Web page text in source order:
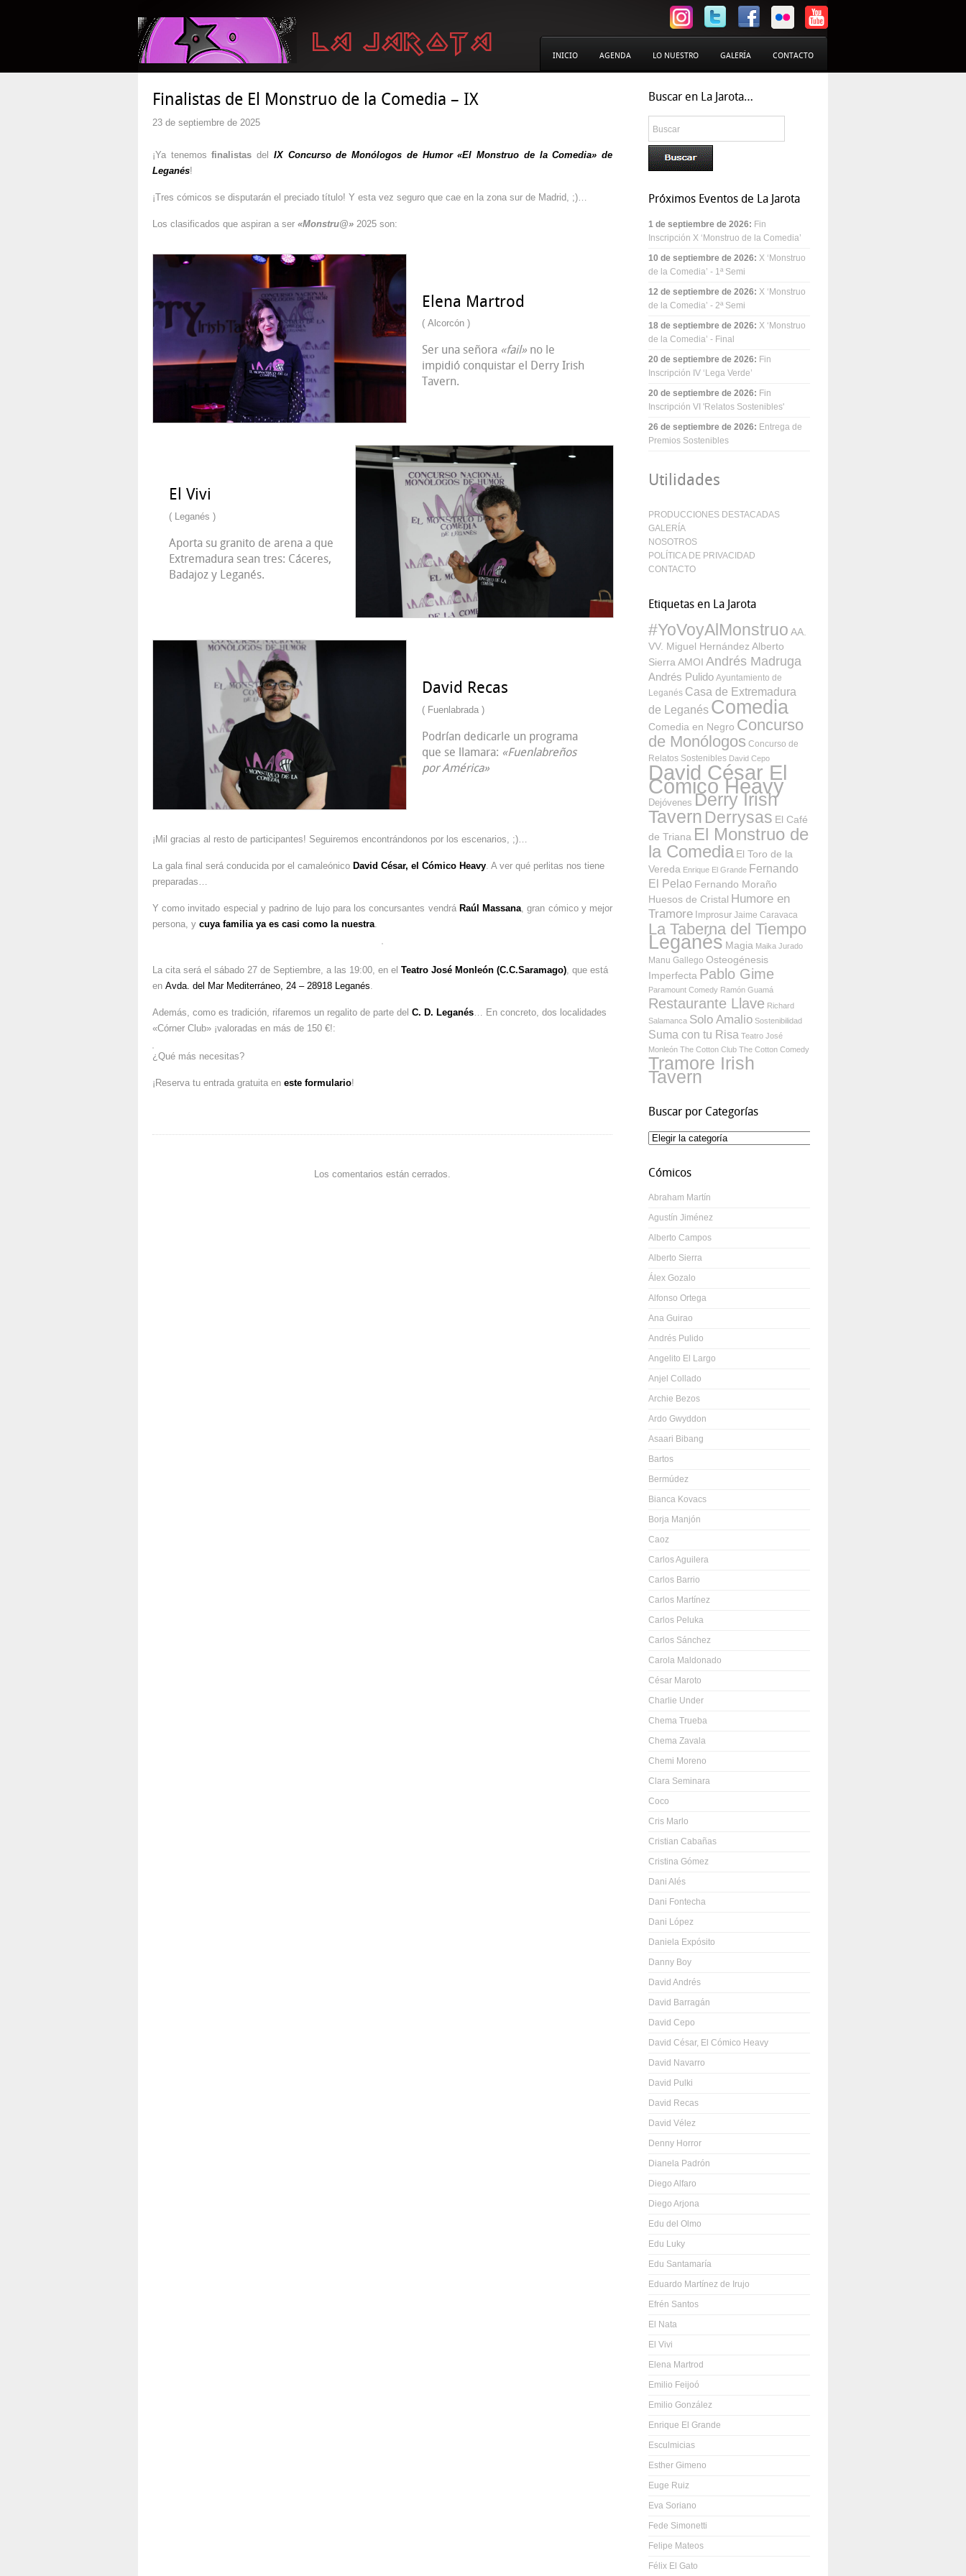
INICIO AGENDA LO NUESTRO GALERÍA CONTACTO
Finalistas de El Monstruo de la Comedia – IX
23 de septiembre de 2025
¡Ya tenemosfinalistas del IX Concurso de Monólogos de Humor «El Monstruo de la Comedia» de
Leganés!
¡Tres cómicos se disputarán el preciado título! Y esta vez seguro que cae en la zona sur de Madrid, ;)…
Los clasificados que aspiran a ser «Monstru@» 2025 son:
Elena Martrod
( Alcorcón )
Ser una señora «fail» no le
impidió conquistar el Derry Irish
Tavern.
El Vivi
( Leganés )
Aporta su granito de arena a que
Extremadura sean tres: Cáceres,
Badajoz y Leganés.
David Recas
( Fuenlabrada )
Podrían dedicarle un programa
que se llamara: «Fuenlabreños
por América»
¡Mil gracias al resto de participantes! Seguiremos encontrándonos por los escenarios, ;)…
La gala final será conducida por el camaleónico David César, el Cómico Heavy . A ver qué perlitas nos tiene
preparadas…
Y como invitado especial y padrino de lujo para los concursantes vendrá Raúl Massana , gran cómico y mejor
persona, y cuya familia ya es casi como la nuestra
La cita será el sábado 27 de Septiembre, a las 19:00, en el Teatro José Monleón (C.C.Saramago) , que está
en Avda. del Mar Mediterráneo, 24 – 28918 Leganés
Además, como es tradición, rifaremos un regalito de parte del C. D. Leganés … En concreto, dos localidades
«Córner Club» ¡valoradas en más de 150 €!:
¿Qué más necesitas?
¡Reserva tu entrada gratuita en este formulario!
Los comentarios están cerrados.
Buscar en La Jarota…
Próximos Eventos de La Jarota
1 de septiembre de 2026: Fin
Inscripción X ‘Monstruo de la Comedia’
10 de septiembre de 2026: X ‘Monstruo
de la Comedia’ - 1ª Semi
12 de septiembre de 2026: X ‘Monstruo
de la Comedia’ - 2ª Semi
18 de septiembre de 2026: X ‘Monstruo
de la Comedia’ - Final
20 de septiembre de 2026: Fin
Inscripción IV ‘Lega Verde’
20 de septiembre de 2026: Fin
Inscripción VI 'Relatos Sostenibles'
26 de septiembre de 2026: Entrega de
Premios Sostenibles
Utilidades
PRODUCCIONES DESTACADAS
GALERÍA
NOSOTROS
POLÍTICA DE PRIVACIDAD
CONTACTO
Etiquetas en La Jarota
#YoVoyAlMonstruo AA.
VV. Miguel Hernández Alberto
Sierra AMOI Andrés Madruga
Andrés Pulido Ayuntamiento de
Leganés Casa de Extremadura
de Leganés Comedia
Comedia en Negro Concurso
de Monólogos Concurso de
Relatos Sostenibles David Cepo
David César El
Cómico Heavy
Dejóvenes Derry Irish
Tavern Derrysas El Café
de Triana El Monstruo de
la Comedia El Toro de la
Vereda Enrique El Grande Fernando
El Pelao Fernando Moraño
Huesos de Cristal Humore en
Tramore Improsur Jaime Caravaca
La Taberna del Tiempo
Leganés Magia Maika Jurado
Manu Gallego Osteogénesis
Imperfecta Pablo Gime
Paramount Comedy Ramón Guamá
Restaurante Llave Richard
Salamanca Solo Amalio Sostenibilidad
Suma con tu Risa Teatro José
Monleón The Cotton Club The Cotton Comedy
Tramore Irish
Tavern
Buscar por Categorías
Buscar
Cómicos
Abraham Martín
Agustín Jiménez
Alberto Campos
Alberto Sierra
Álex Gozalo
Alfonso Ortega
Ana Guirao
Andrés Pulido
Angelito El Largo
Anjel Collado
Archie Bezos
Ardo Gwyddon
Asaari Bibang
Bartos
Bermúdez
Bianca Kovacs
Borja Manjón
Caoz
Carlos Aguilera
Carlos Barrio
Carlos Martínez
Carlos Peluka
Carlos Sánchez
Carola Maldonado
César Maroto
Charlie Under
Chema Trueba
Chema Zavala
Chemi Moreno
Clara Seminara
Coco
Cris Marlo
Cristian Cabañas
Cristina Gómez
Dani Alés
Dani Fontecha
Dani López
Daniela Expósito
Danny Boy
David Andrés
David Barragán
David Cepo
David César, El Cómico Heavy
David Navarro
David Pulki
David Recas
David Vélez
Denny Horror
Dianela Padrón
Diego Alfaro
Diego Arjona
Edu del Olmo
Edu Luky
Edu Santamaría
Eduardo Martínez de Irujo
Efrén Santos
El Nata
El Vivi
Elena Martrod
Emilio Feijoó
Emilio González
Enrique El Grande
Esculmicias
Esther Gimeno
Euge Ruiz
Eva Soriano
Fede Simonetti
Felipe Mateos
Félix El Gato